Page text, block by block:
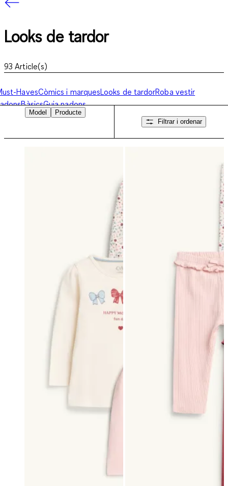
Looks de tardor
93 Article(s)
HavesCòmics i marquesLooks de tardorRoba vestir
BàsicsGuia nadons
Model
Producte
Filtrar i ordenar